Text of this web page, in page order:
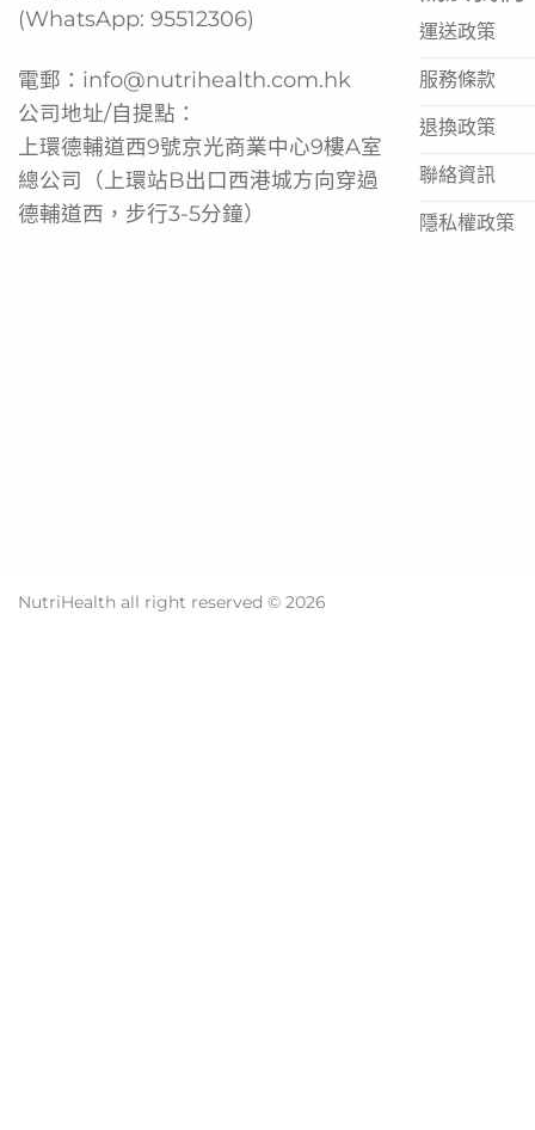
(WhatsApp: 95512306)
電郵： info@nutrihealth.com.hk
公司地址/自提點：
上環德輔道西9號京光商業中心9樓A室
總公司（上環站B出口西港城方向穿過
德輔道西，步行3-5分鐘）
運送政策
服務條款
退換政策
聯絡資訊
隱私權政策
NutriHealth all right reserved © 2026